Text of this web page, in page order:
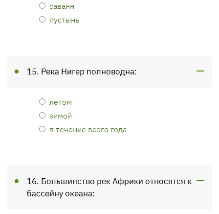
саванн
пустынь
15. Река Нигер полноводна:
летом
зимой
в течение всего года
16. Большинство рек Африки относятся к
бассейну океана: